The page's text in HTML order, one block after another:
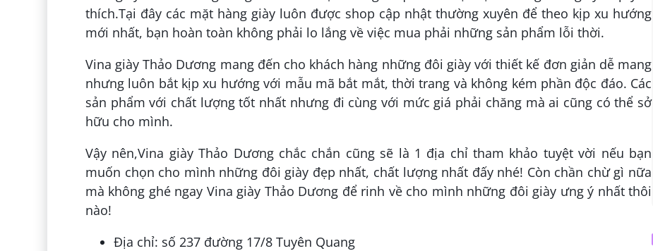
thích.Tại đây các mặt hàng giày luôn được shop cập nhật thường xuyên để theo kịp xu hướng
mới nhất, bạn hoàn toàn không phải lo lắng về việc mua phải những sản phẩm lỗi thời.
Vina giày Thảo Dương mang đến cho khách hàng những đôi giày với thiết kế đơn giản dễ mang
nhưng luôn bắt kịp xu hướng với mẫu mã bắt mắt, thời trang và không kém phần độc đáo. Các
sản phẩm với chất lượng tốt nhất nhưng đi cùng với mức giá phải chăng mà ai cũng có thể sở
hữu cho mình.
Vậy nên,Vina giày Thảo Dương chắc chắn cũng sẽ là 1 địa chỉ tham khảo tuyệt vời nếu bạn
muốn chọn cho mình những đôi giày đẹp nhất, chất lượng nhất đấy nhé! Còn chần chừ gì nữa
mà không ghé ngay Vina giày Thảo Dương để rinh về cho mình những đôi giày ưng ý nhất thôi
nào!
Địa chỉ: số 237 đường 17/8 Tuyên Quang